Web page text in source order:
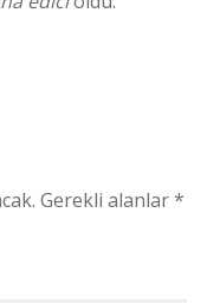
Gerekli alanlar*